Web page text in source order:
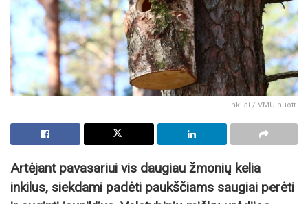
Inkilai / VMU nuotr.
Artėjant pavasariui vis daugiau žmonių kelia
inkilus, siekdami padėti paukščiams saugiai perėti